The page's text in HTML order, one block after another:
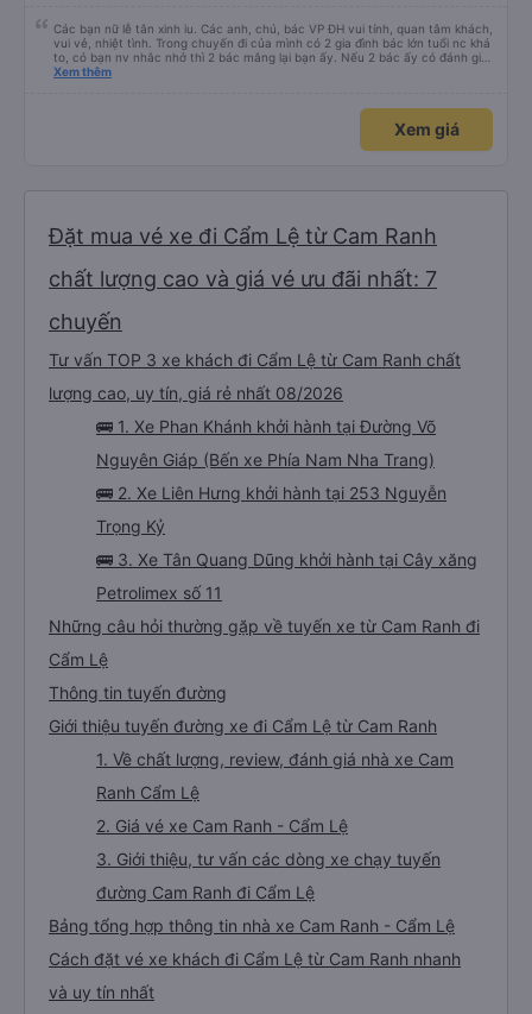
Các bạn nữ lễ tân xinh iu. Các anh, chú, bác VP ĐH vui tính, quan tâm khách,
vui vẻ, nhiệt tình. Trong chuyến đi của mình có 2 gia đình bác lớn tuổi nc khá
to, có bạn nv nhắc nhở thì 2 bác mắng lại bạn ấy. Nếu 2 bác ấy có đánh giá
xấu thì mình ngược lại nha. Bạn ấy nhắc nhở rất đúng. 2 bác nói rất to. To
bạn ấy nha. Nếu bạn ấy bị trừ thì bảo bạn ấy liên hệ sđt của mình, mình hỗ
trợ ạ. Số mình đuôi 666, chuyến ĐH-NT ngày 16/1. À các bạn nữ lễ tân xinh
iu còn đổi cho mình phòng đơn sang đôi xong còn note là (một mình) yêu
Xem thêm
Xem giá
Đặt mua vé xe đi Cẩm Lệ từ Cam Ranh
chất lượng cao và giá vé ưu đãi nhất: 7
chuyến
Tư vấn TOP 3 xe khách đi Cẩm Lệ từ Cam Ranh chất
lượng cao, uy tín, giá rẻ nhất 08/2026
🚌 1. Xe Phan Khánh khởi hành tại Đường Võ
Nguyên Giáp (Bến xe Phía Nam Nha Trang)
🚌 2. Xe Liên Hưng khởi hành tại 253 Nguyễn
Trọng Kỷ
🚌 3. Xe Tân Quang Dũng khởi hành tại Cây xăng
Petrolimex số 11
Những câu hỏi thường gặp về tuyến xe từ Cam Ranh đi
Cẩm Lệ
Thông tin tuyến đường
Giới thiệu tuyến đường xe đi Cẩm Lệ từ Cam Ranh
1. Về chất lượng, review, đánh giá nhà xe Cam
Ranh Cẩm Lệ
2. Giá vé xe Cam Ranh - Cẩm Lệ
3. Giới thiệu, tư vấn các dòng xe chạy tuyến
đường Cam Ranh đi Cẩm Lệ
Bảng tổng hợp thông tin nhà xe Cam Ranh - Cẩm Lệ
Cách đặt vé xe khách đi Cẩm Lệ từ Cam Ranh nhanh
và uy tín nhất